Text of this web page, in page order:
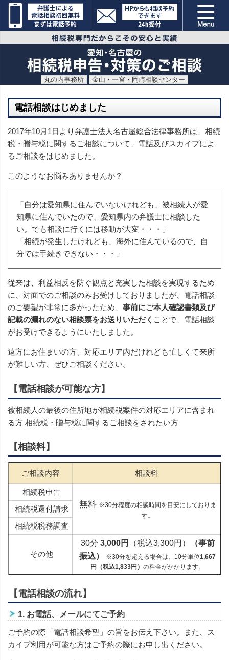
丸の内事務所 金山・一宮・岡崎相談センター
電話相談はじめました
2017年10月1日より弁護士法人名古屋総合法律事務所は、相続
税・贈与税に関するご相談について、電話及びスカイプによ
るご相談をはじめました。
このようなお悩みありませんか？
「自分は愛知県に住んでいないけれども、被相続人が愛
知県に住んでいたので、愛知県内の弁護士に相談した
い。でも相談に行くには移動が大変・・・」
「相続が発生したけれども、海外に住んでいるので、自
分では手続きできない・・・」
従来は、利益相反を防ぐ観点と充実した相談を実現するため
に、対面でのご相談のみお受けしておりましたが、電話相談
のご要望が非常に多かったため、 事前にご本人確認書類及び
記載の漏れのない相談票をお送りいただく ことで、電話相談
がお受けできるようにいたしました。
遠方にお住まいの方、対応エリア内だけれども忙しくて来所
が難しい方、ぜひご相談ください。
【電話相談が可能な方】
被相続人の最後の住所地が相続税案件の対応エリアに含まれ
る方 相続税・贈与税に関するご相談をされたい方
【相談料】
ご相談内容 相談料
相続税申告
無料 ※30分程度の相談時間を目安にしておりま
す。
相続税還付請求
相続税税務調査
その他
30分 3,000円 （税込3,300円）
（事前
振込）
※30分を超える場合は、10分単位1,667
円（税込1,833円） の料金がかかります。
【電話相談の流れ】
1. お電話、メールにてご予約
ご予約の際「電話相談希望」の旨をお伝え下さい。また、ス
カイプ利用が可能な方はご予約の際にお申し出ください。